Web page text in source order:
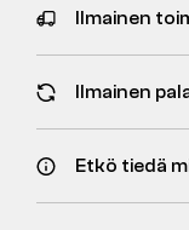
Ilmainen
Ilmainen
Etkö tiedä